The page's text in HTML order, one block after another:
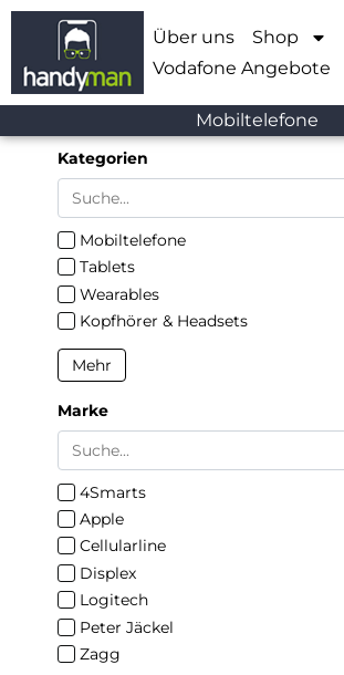
Über uns Shop
Vodafone Angebote
Mobiltelefone
Kategorien
Mobiltelefone
Tablets
Wearables
Kopfhörer & Headsets
Mehr
Marke
4Smarts
Apple
Cellularline
Displex
Logitech
Peter Jäckel
Zagg